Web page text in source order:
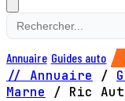
Annuaire Guides auto
// Annuaire /
Marne
/ Ric